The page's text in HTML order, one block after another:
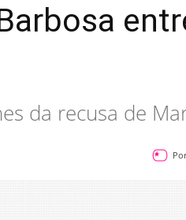
da recusa de